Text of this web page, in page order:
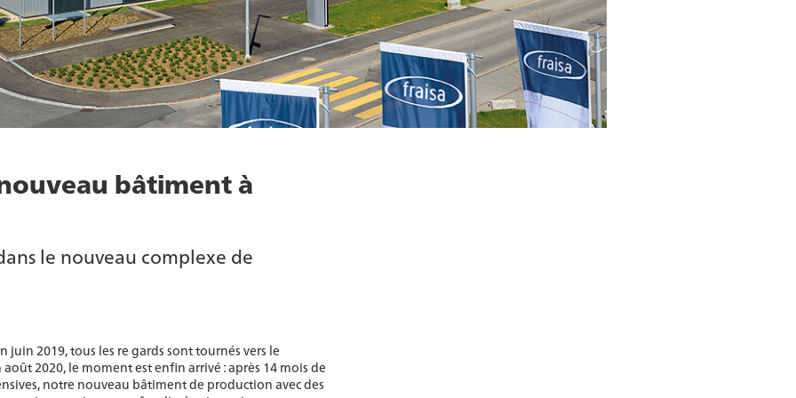
bâtiment à
le nouveau complexe de
2019, tous les re gards sont tournés vers le
2020, le moment est enfin arrivé : après 14 mois de
notre nouveau bâtiment de production avec des